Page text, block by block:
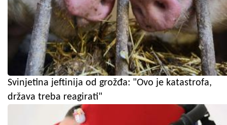
Svinjetina jeftinija od grožđa: "Ovo je katastrofa,
država treba reagirati"